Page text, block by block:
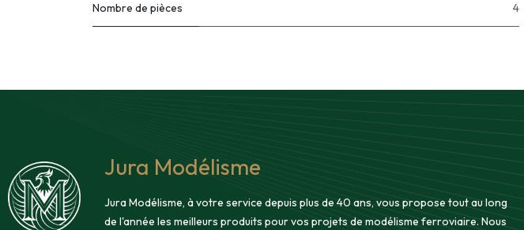
Nombre de pièces 4
Jura Modélisme
Jura Modélisme, à votre service depuis plus de 40 ans, vous propose tout au long
de l'année les meilleurs produits pour vos projets de modélisme ferroviaire. Nous